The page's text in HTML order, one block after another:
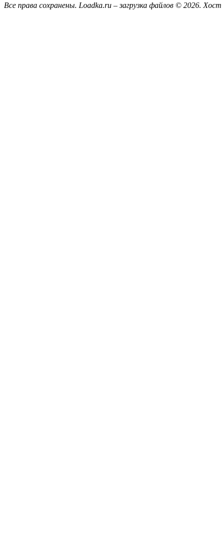
Все права сохранены. Loadka.ru – загрузка файлов © 2026.